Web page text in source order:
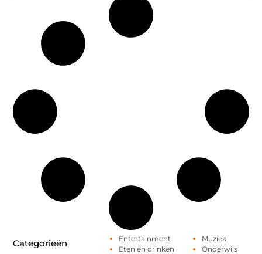
Categorieën
Entertainment
Eten en drinken
Muziek
Onderwijs